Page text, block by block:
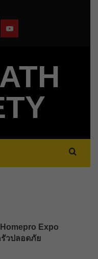
Youtube
Expo
วปลอดภัย